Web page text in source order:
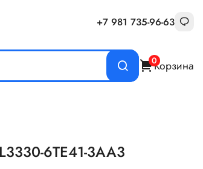
+7 981 735-96-63
0Корзина
6TE41-3AA3